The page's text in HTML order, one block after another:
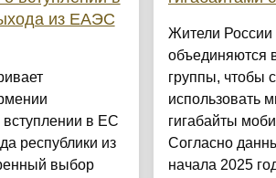
из ЕАЭС
вступлении в ЕС
республики из
выбор
Жители
объединяются
группы, чтобы
использовать
гигабайты
Согласно
начала 2025